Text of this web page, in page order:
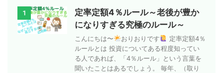
1
定率定額4％ルール～老後が豊か
になりすぎる究極のルール～
こんにちは〜 おりおりです
定率定額4％
ルールとは 投資についてある程度知ってい
る人であれば、「4％ルール」という言葉を
聞いたことはあるでしょう。 毎年、（取り